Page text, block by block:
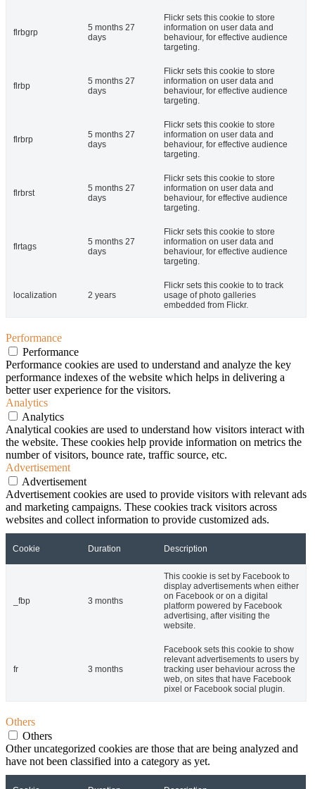
flrbgrp
5 months 27
days
Flickr sets this cookie to store
information on user data and
behaviour, for effective audience
targeting.
flrbp
5 months 27
days
Flickr sets this cookie to store
information on user data and
behaviour, for effective audience
targeting.
flrbrp
5 months 27
days
Flickr sets this cookie to store
information on user data and
behaviour, for effective audience
targeting.
flrbrst
5 months 27
days
Flickr sets this cookie to store
information on user data and
behaviour, for effective audience
targeting.
flrtags
5 months 27
days
Flickr sets this cookie to store
information on user data and
behaviour, for effective audience
targeting.
localization 2 years
Flickr sets this cookie to to track
usage of photo galleries
embedded from Flickr.
Performance
Performance
Performance cookies are used to understand and analyze the key
performance indexes of the website which helps in delivering a
better user experience for the visitors.
Analytics
Analytics
Analytical cookies are used to understand how visitors interact with
the website. These cookies help provide information on metrics the
number of visitors, bounce rate, traffic source, etc.
Advertisement
Advertisement
Advertisement cookies are used to provide visitors with relevant ads
and marketing campaigns. These cookies track visitors across
websites and collect information to provide customized ads.
Cookie Duration Description
_fbp 3 months
This cookie is set by Facebook to
display advertisements when either
on Facebook or on a digital
platform powered by Facebook
advertising, after visiting the
website.
fr 3 months
Facebook sets this cookie to show
relevant advertisements to users by
tracking user behaviour across the
web, on sites that have Facebook
pixel or Facebook social plugin.
Others
Others
Other uncategorized cookies are those that are being analyzed and
have not been classified into a category as yet.